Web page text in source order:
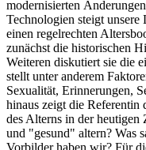
modernisierten
Technologien steigt
einen regelrechten
zunächst die historischen
Weiteren diskutiert sie die
stellt unter anderem
Sexualität, Erinnerungen,
hinaus zeigt die Referentin
des Alterns in der
und "gesund" altern? Was